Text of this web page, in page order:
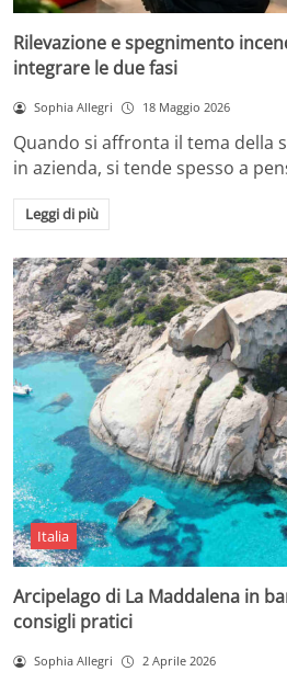
Rilevazione e spegnimento
integrare le due fasi
Sophia Allegri 18 Maggio 2026
Quando si affronta il tema della
in azienda, si tende spesso a
Leggi di più
Italia
Arcipelago di La Maddalena in
consigli pratici
Sophia Allegri 2 Aprile 2026